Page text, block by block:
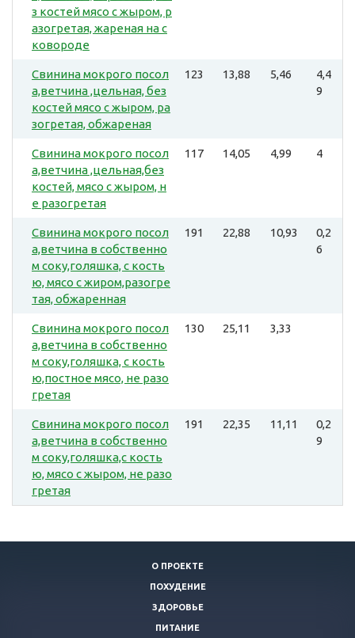
з костей мясо с жыром, р
азогретая, жареная на с
ковороде
Свинина мокрого посол
а,ветчина ,цельная, без
костей мясо с жыром, ра
зогретая, обжареная
123 13,88 5,46
4,4
9
Свинина мокрого посол
а,ветчина ,цельная,без
костей, мясо с жыром, н
е разогретая
117 14,05 4,99 4
Свинина мокрого посол
а,ветчина в собственно
м соку,голяшка, с кость
ю, мясо с жиром,разогре
тая, обжаренная
191 22,88 10,93
0,2
6
Свинина мокрого посол
а,ветчина в собственно
м соку,голяшка, с кость
ю,постное мясо, не разо
гретая
130 25,11 3,33
Свинина мокрого посол
а,ветчина в собственно
м соку,голяшка,с кость
ю, мясо с жыром, не разо
гретая
191 22,35 11,11
0,2
9
О ПРОЕКТЕ
ПОХУДЕНИЕ
ЗДОРОВЬЕ
ПИТАНИЕ